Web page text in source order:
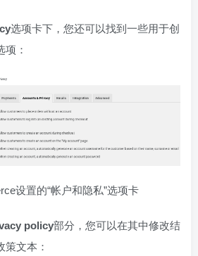
选项卡下，您还可以找到一些用于创
：
设置的“帐户和隐私”选项卡
policy部分，您可以在其中修改结
文本：